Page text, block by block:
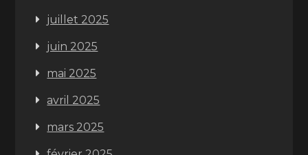
juillet 2025
juin 2025
mai 2025
avril 2025
mars 2025